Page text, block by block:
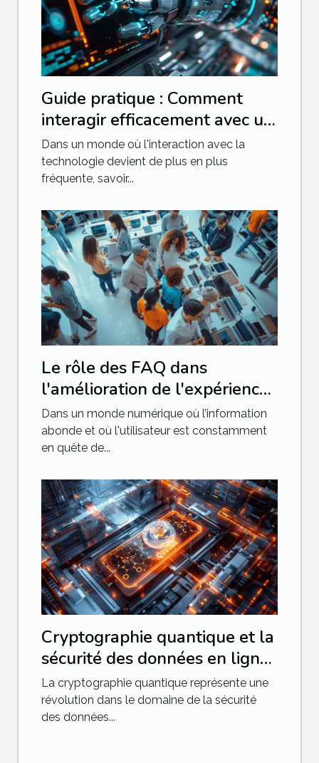
Guide pratique : Comment
interagir efficacement avec un
chatbot avancé
Dans un monde où l'interaction avec la
technologie devient de plus en plus
fréquente, savoir...
Le rôle des FAQ dans
l'amélioration de l'expérience
utilisateur sur les sites web
Dans un monde numérique où l’information
abonde et où l'utilisateur est constamment
en quête de...
Cryptographie quantique et la
sécurité des données en ligne
enjeux et évolution
La cryptographie quantique représente une
révolution dans le domaine de la sécurité
des données...